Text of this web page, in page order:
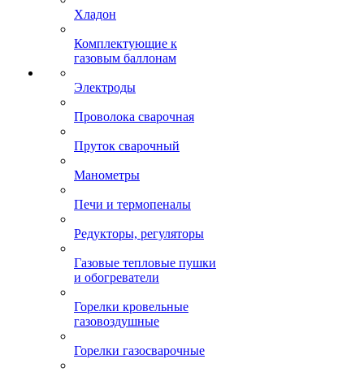
Хладон
Комплектующие к
газовым баллонам
Электроды
Проволока сварочная
Пруток сварочный
Манометры
Печи и термопеналы
Редукторы, регуляторы
Газовые тепловые пушки
и обогреватели
Горелки кровельные
газовоздушные
Горелки газосварочные